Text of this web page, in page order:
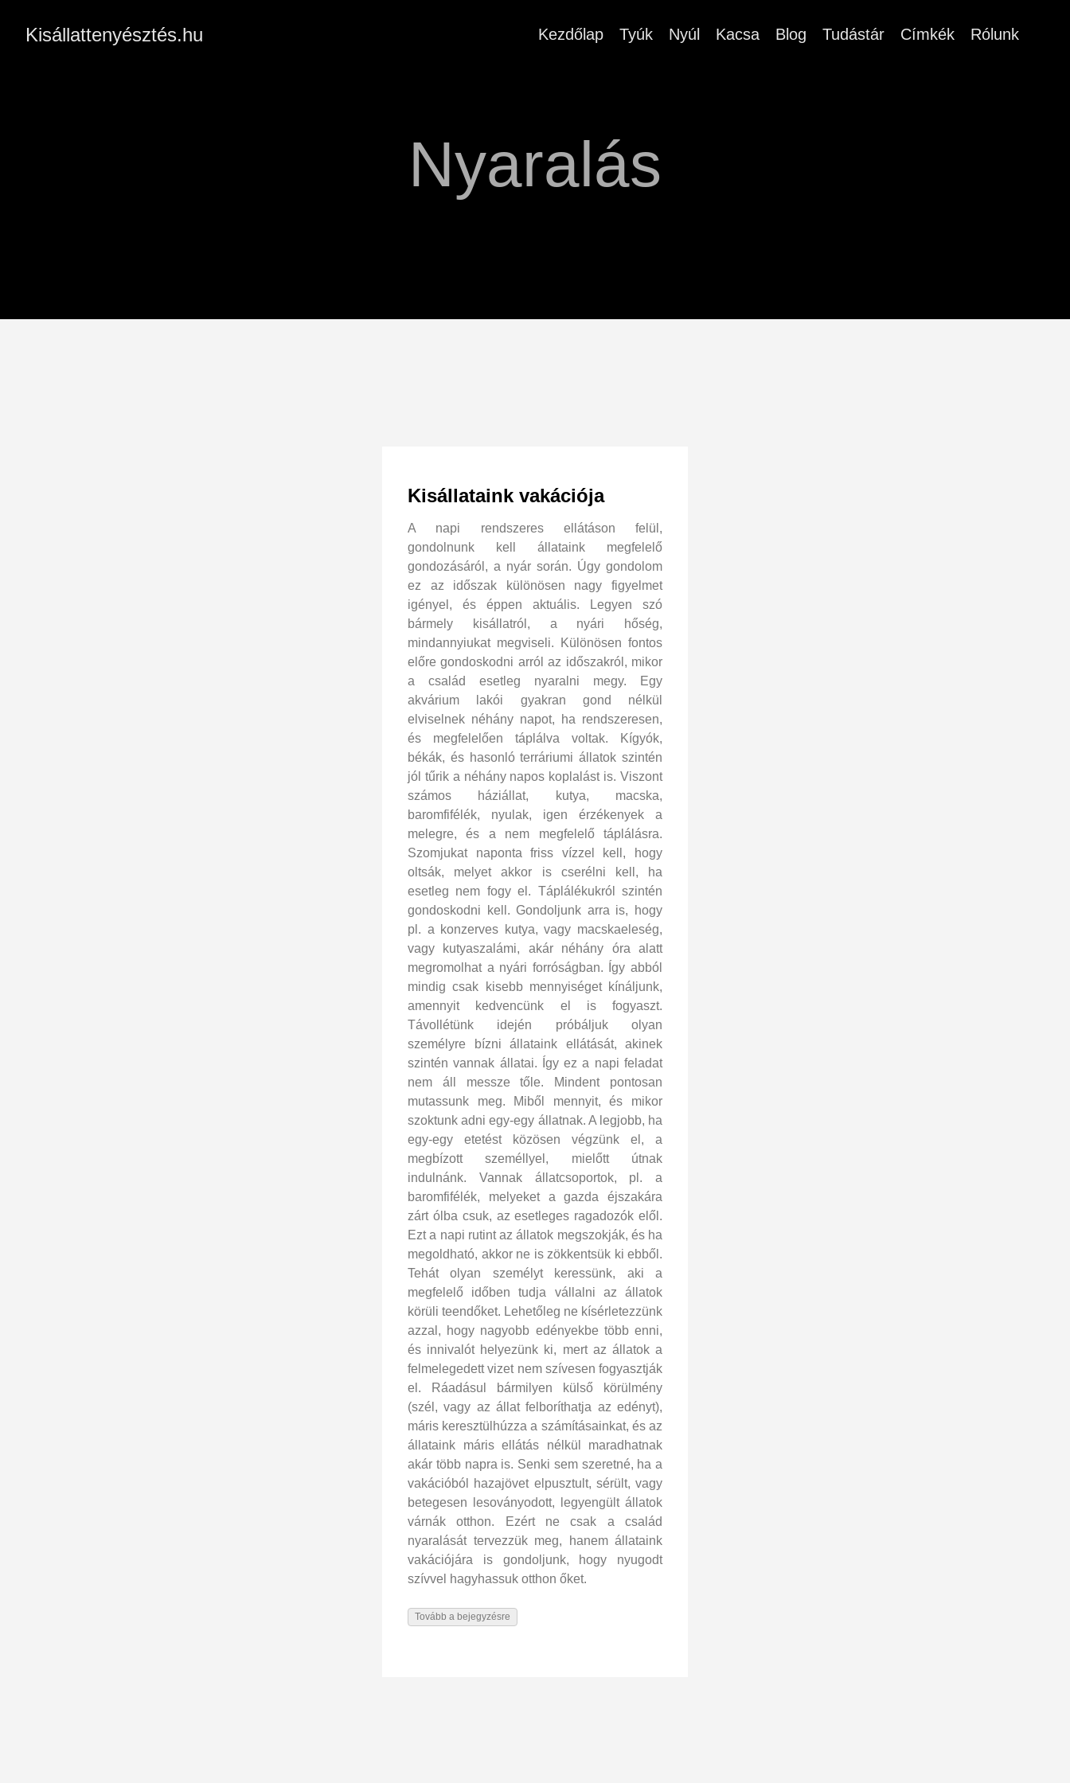
Kisállattenyésztés.hu Kezdőlap Tyúk Nyúl Kacsa Blog Tudástár Címkék Rólunk
Nyaralás
Kisállataink vakációja
A napi rendszeres ellátáson felül,
gondolnunk kell állataink megfelelő
gondozásáról, a nyár során. Úgy gondolom
ez az időszak különösen nagy figyelmet
igényel, és éppen aktuális. Legyen szó
bármely kisállatról, a nyári hőség,
mindannyiukat megviseli. Különösen fontos
előre gondoskodni arról az időszakról, mikor
a család esetleg nyaralni megy. Egy
akvárium lakói gyakran gond nélkül
elviselnek néhány napot, ha rendszeresen,
és megfelelően táplálva voltak. Kígyók,
békák, és hasonló terráriumi állatok szintén
jól tűrik a néhány napos koplalást is. Viszont
számos háziállat, kutya, macska,
baromfifélék, nyulak, igen érzékenyek a
melegre, és a nem megfelelő táplálásra.
Szomjukat naponta friss vízzel kell, hogy
oltsák, melyet akkor is cserélni kell, ha
esetleg nem fogy el. Táplálékukról szintén
gondoskodni kell. Gondoljunk arra is, hogy
pl. a konzerves kutya, vagy macskaeleség,
vagy kutyaszalámi, akár néhány óra alatt
megromolhat a nyári forróságban. Így abból
mindig csak kisebb mennyiséget kínáljunk,
amennyit kedvencünk el is fogyaszt.
Távollétünk idején próbáljuk olyan
személyre bízni állataink ellátását, akinek
szintén vannak állatai. Így ez a napi feladat
nem áll messze tőle. Mindent pontosan
mutassunk meg. Miből mennyit, és mikor
szoktunk adni egy-egy állatnak. A legjobb, ha
egy-egy etetést közösen végzünk el, a
megbízott személlyel, mielőtt útnak
indulnánk. Vannak állatcsoportok, pl. a
baromfifélék, melyeket a gazda éjszakára
zárt ólba csuk, az esetleges ragadozók elől.
Ezt a napi rutint az állatok megszokják, és ha
megoldható, akkor ne is zökkentsük ki ebből.
Tehát olyan személyt keressünk, aki a
megfelelő időben tudja vállalni az állatok
körüli teendőket. Lehetőleg ne kísérletezzünk
azzal, hogy nagyobb edényekbe több enni,
és innivalót helyezünk ki, mert az állatok a
felmelegedett vizet nem szívesen fogyasztják
el. Ráadásul bármilyen külső körülmény
(szél, vagy az állat felboríthatja az edényt),
máris keresztülhúzza a számításainkat, és az
állataink máris ellátás nélkül maradhatnak
akár több napra is. Senki sem szeretné, ha a
vakációból hazajövet elpusztult, sérült, vagy
betegesen lesoványodott, legyengült állatok
várnák otthon. Ezért ne csak a család
nyaralását tervezzük meg, hanem állataink
vakációjára is gondoljunk, hogy nyugodt
szívvel hagyhassuk otthon őket.
Tovább a bejegyzésre